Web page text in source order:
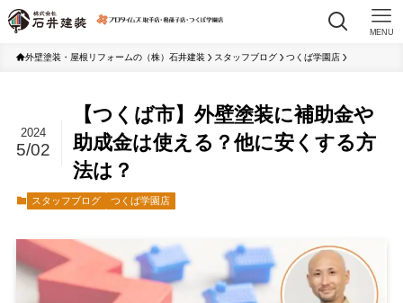
MENU
外壁塗装・屋根リフォームの（株）石井建装 スタッフブログ つくば学園店
【つくば市】外壁塗装に補助金や
助成金は使える？他に安くする方
法は？
2024
5/02
スタッフブログ つくば学園店